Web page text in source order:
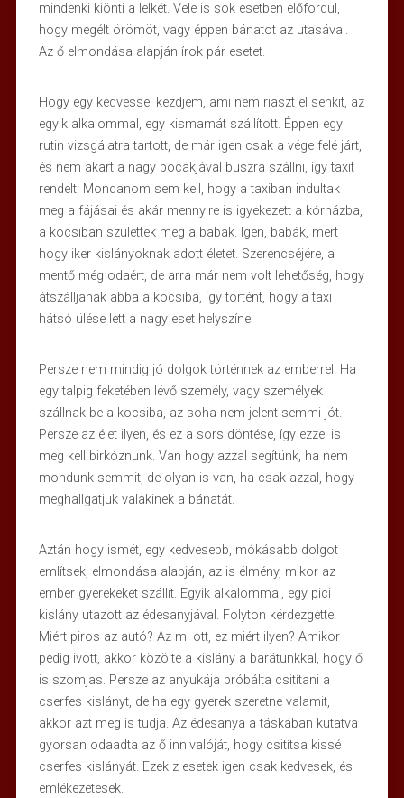
mindenki kiönti a lelkét. Vele is sok esetben előfordul,
hogy megélt örömöt, vagy éppen bánatot az utasával.
Az ő elmondása alapján írok pár esetet.
Hogy egy kedvessel kezdjem, ami nem riaszt el senkit, az
egyik alkalommal, egy kismamát szállított. Éppen egy
rutin vizsgálatra tartott, de már igen csak a vége felé járt,
és nem akart a nagy pocakjával buszra szállni, így taxit
rendelt. Mondanom sem kell, hogy a taxiban indultak
meg a fájásai és akár mennyire is igyekezett a kórházba,
a kocsiban születtek meg a babák. Igen, babák, mert
hogy iker kislányoknak adott életet. Szerencséjére, a
mentő még odaért, de arra már nem volt lehetőség, hogy
átszálljanak abba a kocsiba, így történt, hogy a taxi
hátsó ülése lett a nagy eset helyszíne.
Persze nem mindig jó dolgok történnek az emberrel. Ha
egy talpig feketében lévő személy, vagy személyek
szállnak be a kocsiba, az soha nem jelent semmi jót.
Persze az élet ilyen, és ez a sors döntése, így ezzel is
meg kell birkóznunk. Van hogy azzal segítünk, ha nem
mondunk semmit, de olyan is van, ha csak azzal, hogy
meghallgatjuk valakinek a bánatát.
Aztán hogy ismét, egy kedvesebb, mókásabb dolgot
említsek, elmondása alapján, az is élmény, mikor az
ember gyerekeket szállít. Egyik alkalommal, egy pici
kislány utazott az édesanyjával. Folyton kérdezgette.
Miért piros az autó? Az mi ott, ez miért ilyen? Amikor
pedig ivott, akkor közölte a kislány a barátunkkal, hogy ő
is szomjas. Persze az anyukája próbálta csitítani a
cserfes kislányt, de ha egy gyerek szeretne valamit,
akkor azt meg is tudja. Az édesanya a táskában kutatva
gyorsan odaadta az ő innivalóját, hogy csitítsa kissé
cserfes kislányát. Ezek z esetek igen csak kedvesek, és
emlékezetesek.